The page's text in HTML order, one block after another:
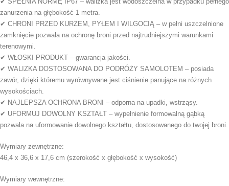
zanurzenia na głębokość 1 metra.
✔ CHRONI PRZED KURZEM, PYŁEM I WILGOCIĄ – w pełni uszczelnione
zamknięcie pozwala na ochronę broni przed najtrudniejszymi warunkami
terenowymi.
✔ WŁOSKI PRODUKT – gwarancja jakości.
✔ WALIZKA DOSTOSOWANA DO PODRÓŻY SAMOLOTEM – posiada
zawór, dzięki któremu wyrównywane jest ciśnienie panujące na różnych
wysokościach.
✔ NAJLEPSZA OCHRONA BRONI – odporna na upadki, wstrząsy.
✔ UFORMUJ DOWOLNY KSZTAŁT – wypełnienie formowalną gąbką
pozwala na uformowanie dowolnego kształtu, dostosowanego do twojej broni.
Wymiary zewnętrzne:
46,4 x 36,6 x 17,6 cm (szerokość x głębokość x wysokość)
Wymiary wewnętrzne: